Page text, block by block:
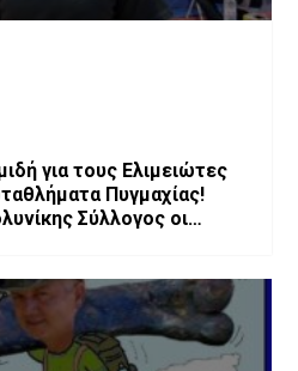
για τους Ελιμειώτες
Πυγμαχίας!
Σύλλογος οι